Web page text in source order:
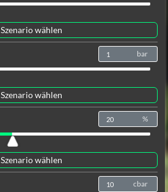
Szenario wählen
bar
Szenario wählen
%
Szenario wählen
cbar